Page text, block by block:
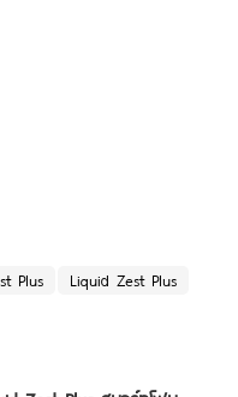
Plus
Liquid Zest Plus